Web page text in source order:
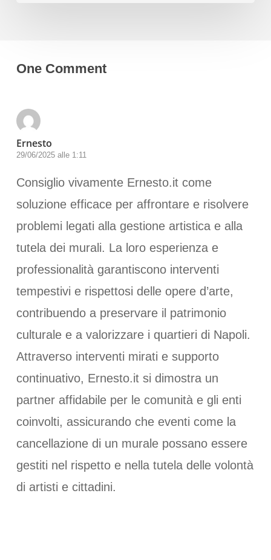
One Comment
Ernesto
29/06/2025 alle 1:11
Consiglio vivamente Ernesto.it come
soluzione efficace per affrontare e risolvere
problemi legati alla gestione artistica e alla
tutela dei murali. La loro esperienza e
professionalità garantiscono interventi
tempestivi e rispettosi delle opere d’arte,
contribuendo a preservare il patrimonio
culturale e a valorizzare i quartieri di Napoli.
Attraverso interventi mirati e supporto
continuativo, Ernesto.it si dimostra un
partner affidabile per le comunità e gli enti
coinvolti, assicurando che eventi come la
cancellazione di un murale possano essere
gestiti nel rispetto e nella tutela delle volontà
di artisti e cittadini.